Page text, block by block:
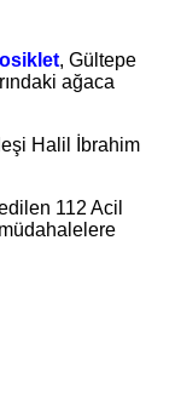
, Gültepe
ağaca
Halil İbrahim
112 Acil